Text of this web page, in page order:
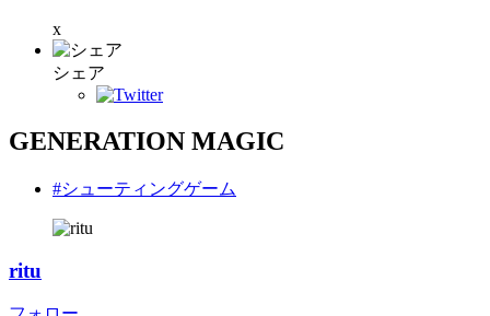
x
シェア
GENERATION MAGIC
#シューティングゲーム
ritu